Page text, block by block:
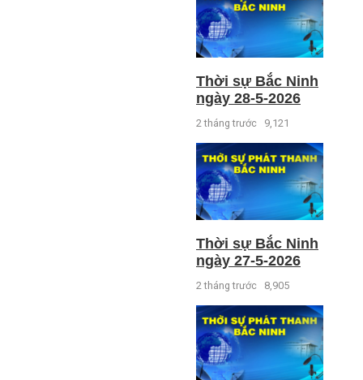
Thời sự Bắc Ninh
ngày 28-5-2026
2 tháng trước 9,121
Thời sự Bắc Ninh
ngày 27-5-2026
2 tháng trước 8,905